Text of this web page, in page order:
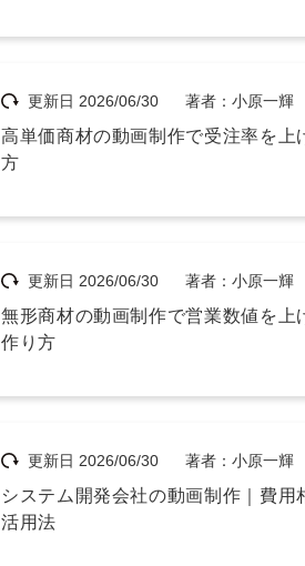
更新日 2026/06/30 著者：小原一輝
高単価商材の動画制作で受注率を上
方
更新日 2026/06/30 著者：小原一輝
無形商材の動画制作で営業数値を上
作り方
更新日 2026/06/30 著者：小原一輝
システム開発会社の動画制作｜費用
活用法